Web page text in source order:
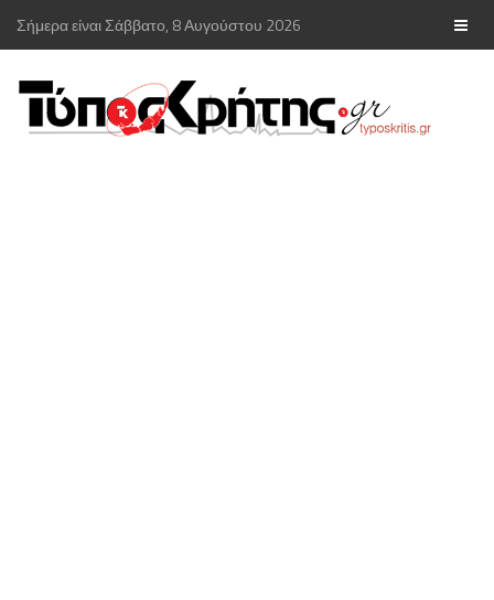
Σήμερα είναι Σάββατο, 8 Αυγούστου 2026